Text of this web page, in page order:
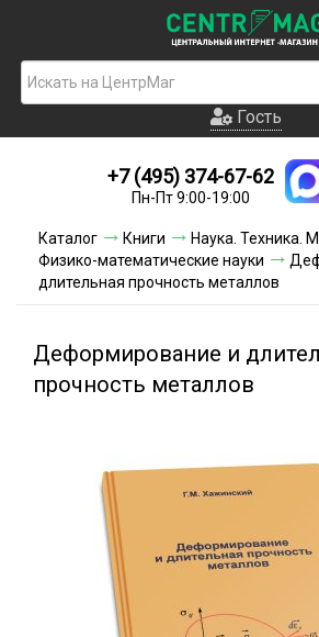
Гость
Новинки
Условия доставки
Условия оплаты
Гость
+7 (495) 374-67-62
Пн-Пт 9:00-19:00
Каталог Книги
Наука. Техника.
Физико-математические науки
длительная прочность металлов
Деформирование и
прочность металлов